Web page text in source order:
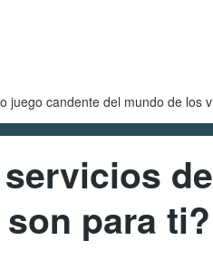
juego candente del mundo de los
son para ti?